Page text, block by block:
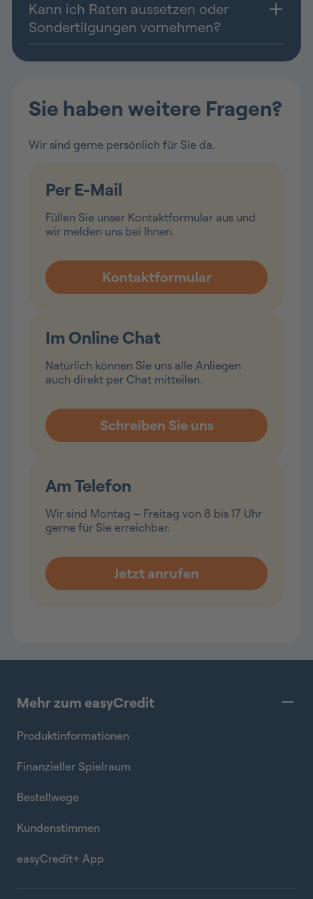
Kann ich Raten aussetzen oder
Sondertilgungen vornehmen?
Sie haben weitere Fragen?
Wir sind gerne persönlich für Sie da.
Per E-Mail
Füllen Sie unser Kontaktformular aus und
wir melden uns bei Ihnen.
Im Online Chat
Natürlich können Sie uns alle Anliegen
auch direkt per Chat mitteilen.
Am Telefon
Wir sind Montag – Freitag von 8 bis 17 Uhr
gerne für Sie erreichbar.
Mehr zum easyCredit
Produktinformationen
Finanzieller Spielraum
Bestellwege
Kundenstimmen
easyCredit+ App